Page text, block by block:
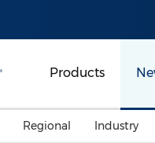
Products
Regional Industry